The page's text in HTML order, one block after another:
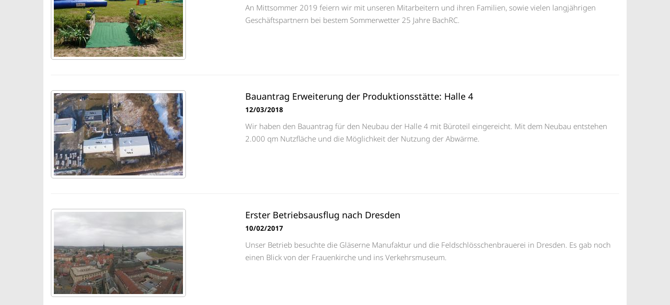
An Mittsommer 2019 feiern wir mit unseren Mitarbeitern und ihren Familien, sowie vielen langjährigen
Geschäftspartnern bei bestem Sommerwetter 25 Jahre BachRC.
Bauantrag Erweiterung der Produktionsstätte: Halle 4
12/03/2018
Wir haben den Bauantrag für den Neubau der Halle 4 mit Büroteil eingereicht. Mit dem Neubau entstehen
2.000 qm Nutzfläche und die Möglichkeit der Nutzung der Abwärme.
Erster Betriebsausflug nach Dresden
10/02/2017
Unser Betrieb besuchte die Gläserne Manufaktur und die Feldschlösschenbrauerei in Dresden. Es gab noch
einen Blick von der Frauenkirche und ins Verkehrsmuseum.